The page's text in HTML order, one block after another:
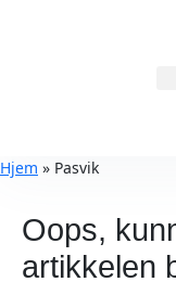
Hjem » Pasvik
Oops,
artikkelen